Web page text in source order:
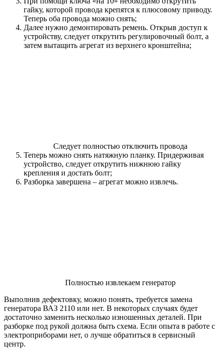
гайку, которой провода крепятся к плюсовому приводу.
Теперь оба провода можно снять;
Далее нужно демонтировать ремень. Открыв доступ к
устройству, следует открутить регулировочный болт, а
затем вытащить агрегат из верхнего кронштейна;
Следует полностью отключить провода
Теперь можно снять натяжную планку. Придерживая
устройство, следует открутить нижнюю гайку
крепления и достать болт;
Разборка завершена – агрегат можно извлечь.
Полностью извлекаем генератор
Выполнив дефектовку, можно понять, требуется замена
генератора ВАЗ 2110 или нет. В некоторых случаях будет
достаточно заменить несколько изношенных деталей. При
разборке под рукой должна быть схема. Если опыта в работе с
электроприборами нет, о лучше обратиться в сервисный
центр.